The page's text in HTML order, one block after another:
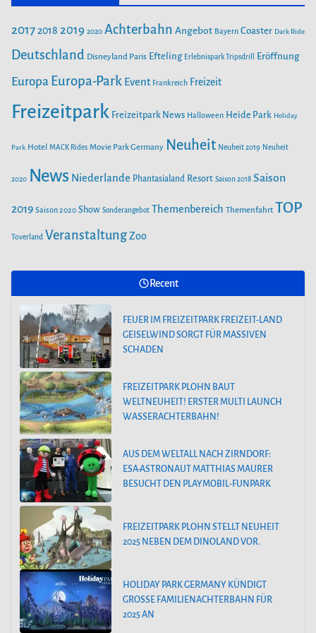
e
n
o
o
g
r
m
b
e
2017 2018 2019 2020 Achterbahn Angebot Bayern Coaster Dark Ride
Deutschland Disneyland Paris Efteling Erlebnispark Tripsdrill Eröffnung
Europa Europa-Park Event Frankreich Freizeit
Freizeitpark Freizeitpark News Halloween Heide Park Holiday
Park Hotel MACK Rides Movie Park Germany Neuheit Neuheit 2019 Neuheit
2020 News Niederlande Phantasialand Resort Saison 2018 Saison
2019 Saison 2020 Show Sonderangebot Themenbereich Themenfahrt TOP
Toverland VeranstaltungZoo
Recent
FEUER IM FREIZEITPARK FREIZEIT-LAND
GEISELWIND SORGT FÜR MASSIVEN
SCHADEN
FREIZEITPARK PLOHN BAUT
WELTNEUHEIT! ERSTER MULTI LAUNCH
WASSERACHTERBAHN!
AUS DEM WELTALL NACH ZIRNDORF:
ESA-ASTRONAUT MATTHIAS MAURER
BESUCHT DEN PLAYMOBIL-FUNPARK
FREIZEITPARK PLOHN STELLT NEUHEIT
2025 NEBEN DEM DINOLAND VOR.
HOLIDAY PARK GERMANY KÜNDIGT
GROSSE FAMILIENACHTERBAHN FÜR 2
025 AN